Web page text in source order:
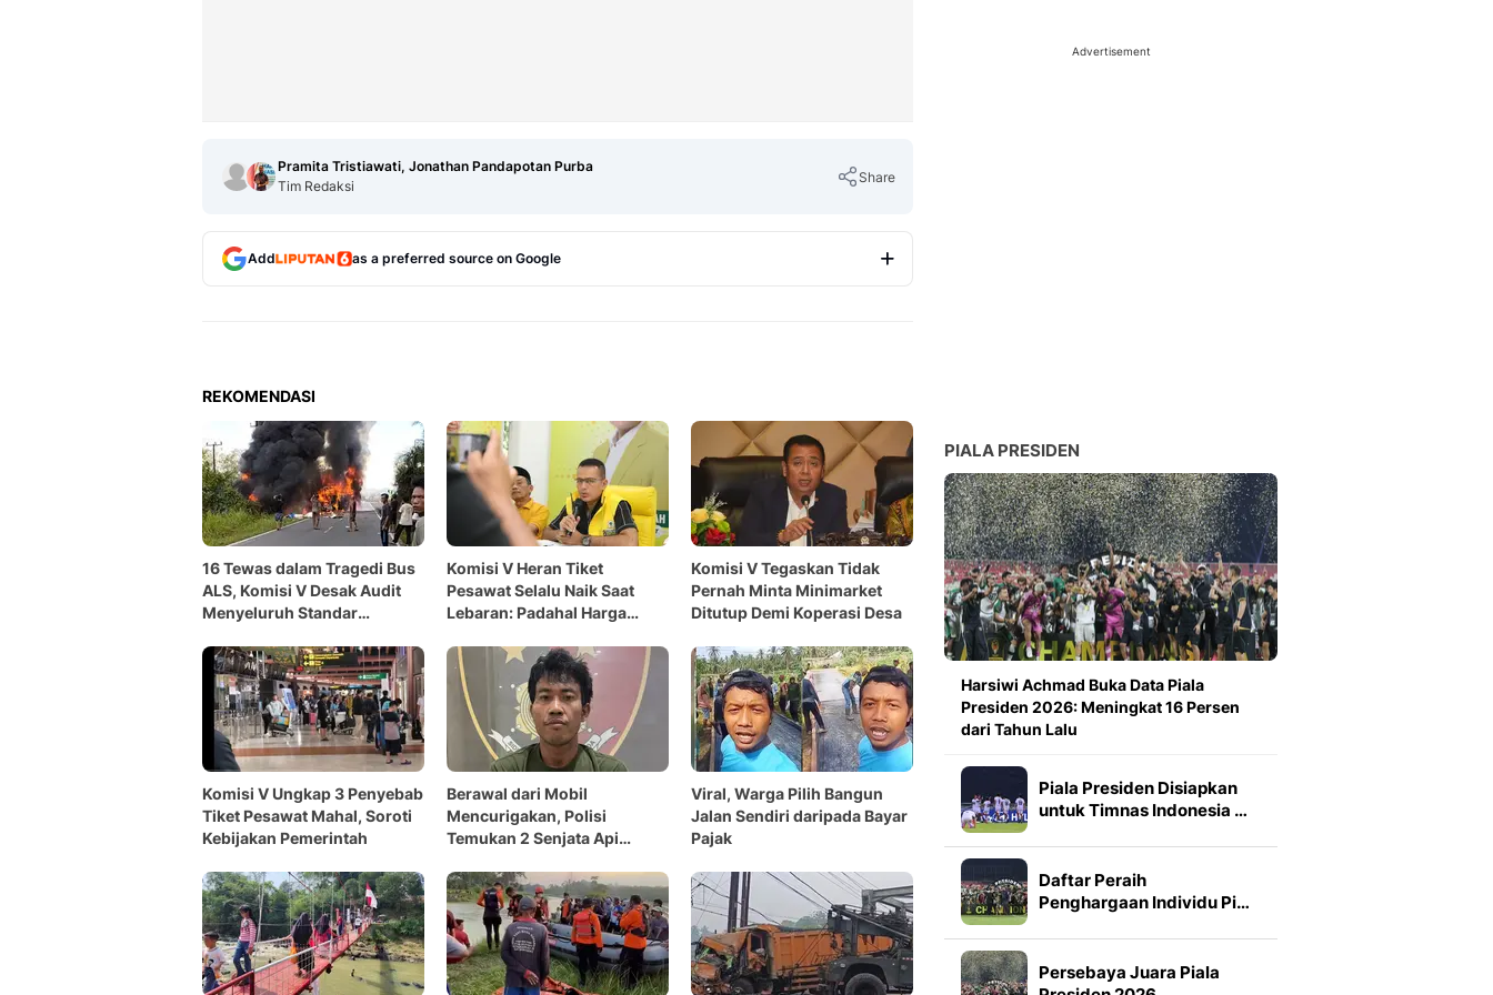
Pramita Tristiawati, Jonathan Pandapotan Purba
Tim Redaksi
Share
Add as a preferred source on Google
REKOMENDASI
16 Tewas dalam Tragedi Bus
ALS, Komisi V Desak Audit
Menyeluruh Standar
Komisi V Heran Tiket
Pesawat Selalu Naik Saat
Lebaran: Padahal Harga
Komisi V Tegaskan Tidak
Pernah Minta Minimarket
Ditutup Demi Koperasi Desa
Komisi V Ungkap 3 Penyebab
Tiket Pesawat Mahal, Soroti
Kebijakan Pemerintah
Berawal dari Mobil
Mencurigakan, Polisi
Temukan 2 Senjata Api
Viral, Warga Pilih Bangun
Jalan Sendiri daripada Bayar
Pajak
Advertisement
PIALA PRESIDEN
Harsiwi Achmad Buka Data Piala
Presiden 2026: Meningkat 16 Persen
dari Tahun Lalu
Piala Presiden Disiapkan
untuk Timnas Indonesia …
Daftar Peraih
Penghargaan Individu Pi…
Persebaya Juara Piala